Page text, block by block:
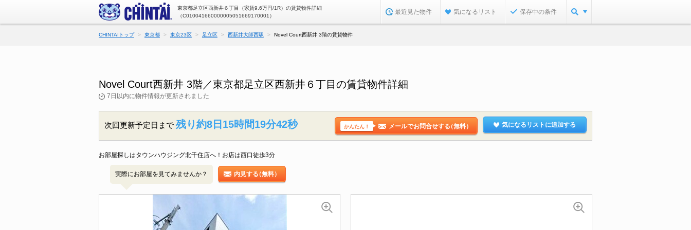
東京都足立区西新井６丁目（家賃9.6万円/1R）の賃貸物件詳細
（C010041660000005051669170001）
最近見た物件 気になるリスト 保存中の条件
CHINTAIトップ 東京都 東京23区 足立区 西新井大師西駅 Novel Court西新井 3階の賃貸物件
Novel Court西新井 3階／東京都足立区西新井６丁目の賃貸物件詳細
7日以内に物件情報が更新されました
次回更新予定日まで 残り約8日15時間19分41秒 かんたん！ メールでお問合せする（無料） 気になるリストに追加する
お部屋探しはタウンハウジング北千住店へ！お店は西口徒歩3分
実際にお部屋を見てみませんか？ 内見する（無料）